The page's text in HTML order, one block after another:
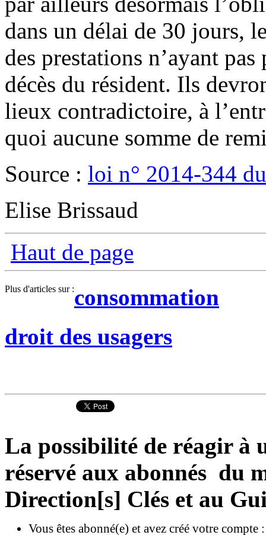
dans un délai de 30 jours,
des prestations n’ayant
décès du résident. Ils
lieux contradictoire, à
quoi aucune somme de
Source : loi n° 2014-344
Elise Brissaud
Haut de page
Plus d'articles sur :consommation
droit des usagers
La possibilité de réagir à
réservé aux abonnés du
Direction[s] Clés et au
Vous êtes abonné(e) et avez créé votre compte